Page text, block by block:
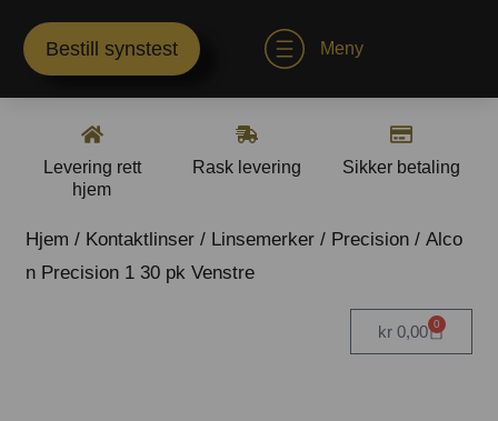
Bestill synstest Meny
Levering rett
hjem
Rask levering Sikker betaling
Hjem / Kontaktlinser / Linsemerker / Precision / Alco
n Precision 1 30 pk Venstre
kr0,00 0